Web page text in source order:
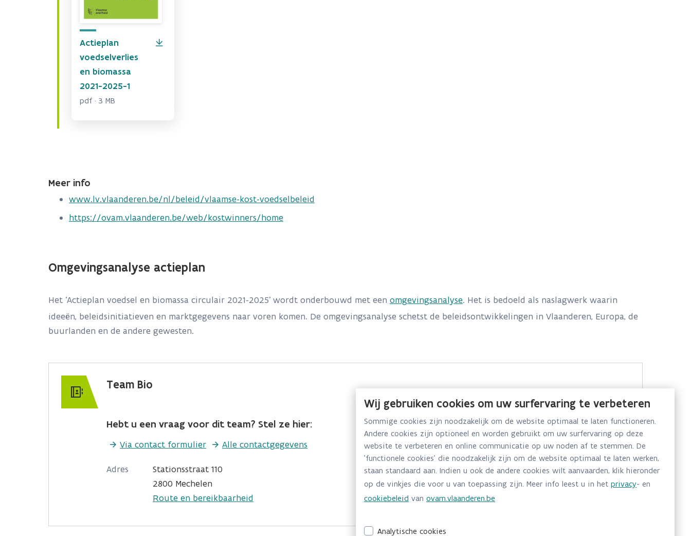
Actieplan
voedselverlies
en biomassa
2021-2025-1
pdf · 3 MB
Meer info
www.lv.vlaanderen.be/nl/beleid/vlaamse-kost-voedselbeleid
https://ovam.vlaanderen.be/web/kostwinners/home
Omgevingsanalyse actieplan
Het ‘Actieplan voedsel en biomassa circulair 2021-2025’ wordt onderbouwd met een omgevingsanalyse. Het is bedoeld als naslagwerk waarin
ideeën, beleidsinitiatieven en marktgegevens naar voren komen. De omgevingsanalyse schetst de beleidsontwikkelingen in Vlaanderen, Europa, de
buurlanden en de andere gewesten.
Team Bio
Hebt u een vraag voor dit team? Stel ze hier:
Via contact formulier Alle contactgegevens
Adres
Stationsstraat 110
2800 Mechelen
Route en bereikbaarheid
Wij gebruiken cookies om uw surfervaring te verbeteren
Sommige cookies zijn noodzakelijk om de website optimaal te laten functioneren.
Andere cookies zijn optioneel en worden gebruikt om uw surfervaring op deze
website te verbeteren en online communicatie op uw noden af te stemmen. De
'functionele cookies' die noodzakelijk zijn om de website optimaal te laten werken,
staan standaard aan. Indien u ook de andere cookies wilt aanvaarden, klik hieronder
op de vinkjes die voor u van toepassing zijn. Meer info leest u in het privacy- en
cookiebeleid van ovam.vlaanderen.be
Analytische cookies